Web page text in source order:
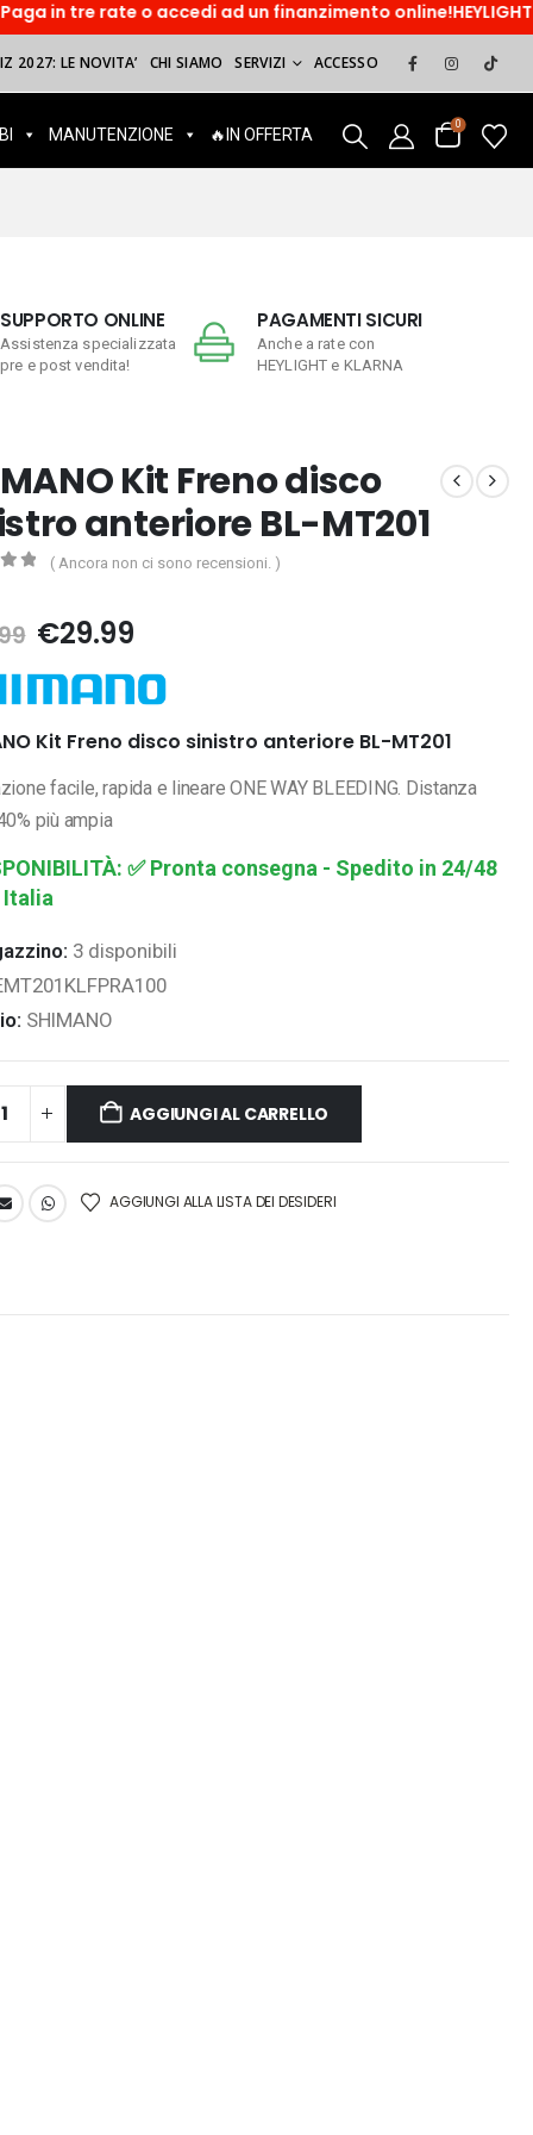
ad un finanzimento online!HEYLIGHT. Paga
2027: LE NOVITA’ CHI SIAMO SERVIZI ACCESSO
MANUTENZIONE 🔥IN OFFERTA
0
SUPPORTO ONLINE
Assistenza specializzata
pre e post vendita!
PAGAMENTI SICURI
Anche a rate con
HEYLIGHT e KLARNA
Kit Freno disco
anteriore BL-MT201
( Ancora non ci sono recensioni. )
Il
originale
era:
€43.99.
€29.99Il
attuale
è:
€29.99.
Kit Freno disco sinistro anteriore BL-MT201
facile, rapida e lineare ONE WAY BLEEDING. Distanza
più ampia
✅ Pronta consegna - Spedito in 24/48
3 disponibili
SHIMANO
AGGIUNGI AL CARRELLO
AGGIUNGI ALLA LISTA DEI DESIDERI